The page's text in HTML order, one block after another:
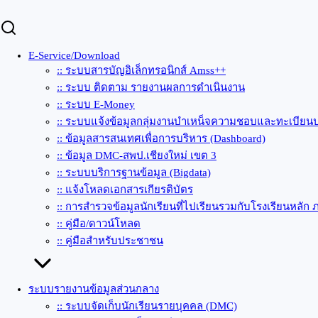
E-Service/Download
:: ระบบสารบัญอิเล็กทรอนิกส์ Amss++
:: ระบบ ติดตาม รายงานผลการดำเนินงาน
:: ระบบ E-Money
:: ระบบแจ้งข้อมูลกลุ่มงานบำเหน็จความชอบและทะเบียน
:: ข้อมูลสารสนเทศเพื่อการบริหาร (Dashboard)
:: ข้อมูล DMC-สพป.เชียงใหม่ เขต 3
:: ระบบบริการฐานข้อมูล (Bigdata)
:: แจ้งโหลดเอกสารเกียรติบัตร
:: การสำรวจข้อมูลนักเรียนที่ไปเรียนรวมกับโรงเรียนหลั
:: คู่มือ/ดาวน์โหลด
:: คู่มือสำหรับประชาชน
ระบบรายงานข้อมูลส่วนกลาง
:: ระบบจัดเก็บนักเรียนรายบุคคล (DMC)